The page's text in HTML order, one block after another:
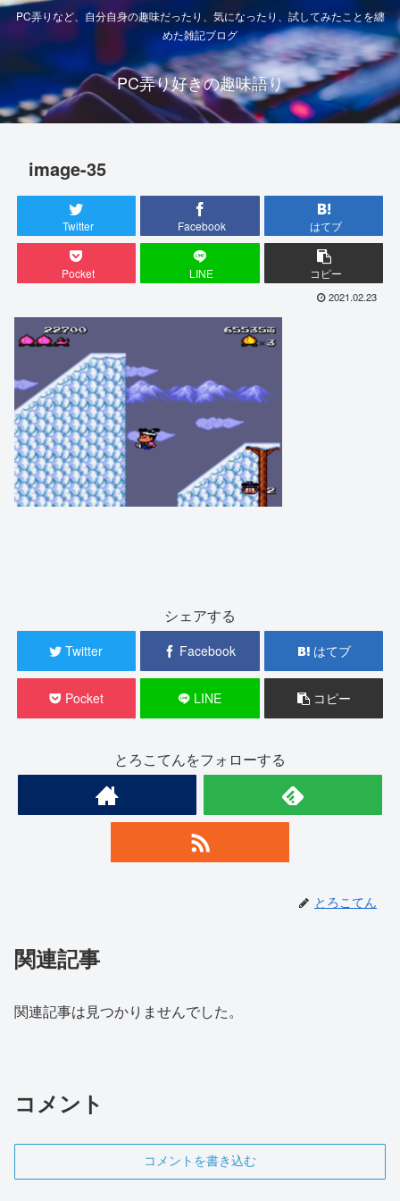
PC弄りなど、自分自身の趣味だったり、気になったり、試してみたことを纏
めた雑記ブログ
PC弄り好きの趣味語り
image-35
Twitter Facebook はてブ
Pocket LINE コピー
2021.02.23
シェアする
Twitter Facebook はてブ
Pocket LINE コピー
とろこてんをフォローする
とろこてん
関連記事
関連記事は見つかりませんでした。
コメント
コメントを書き込む